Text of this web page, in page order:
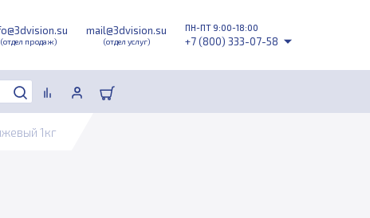
(отдел продаж)
mail@3dvision.su
(отдел услуг)
ПН-ПТ 9:00-18:00
+7 (800) 333-07-58
1кг